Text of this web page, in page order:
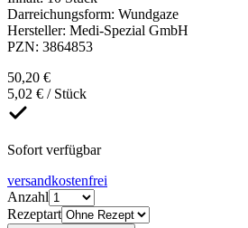
Darreichungsform: Wundgaze
Hersteller: Medi-Spezial GmbH
PZN: 3864853
50,20 €
5,02 € / Stück
Sofort verfügbar
versandkostenfrei
Anzahl
Rezeptart